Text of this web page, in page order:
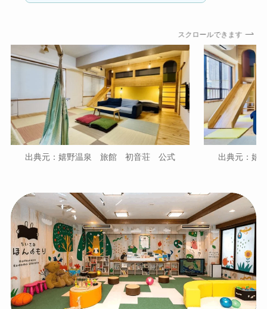
スクロールできます
出典元：嬉野温泉 旅館 初音荘 公式 出典元：